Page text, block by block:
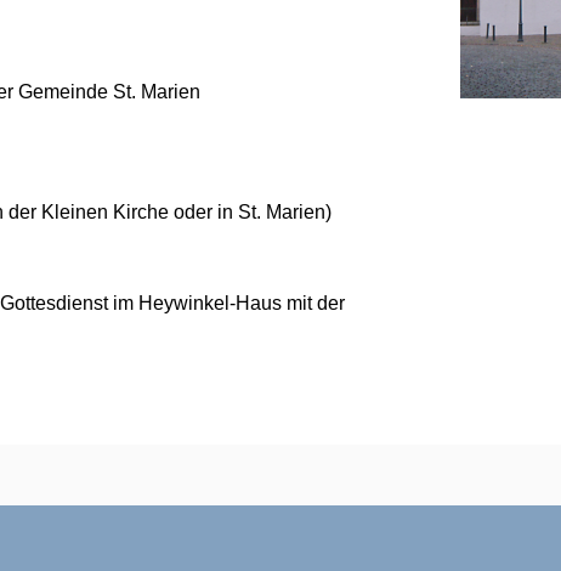
Gemeinde St. Marien
der Kleinen Kirche oder in St. Marien)
im Heywinkel-Haus mit der